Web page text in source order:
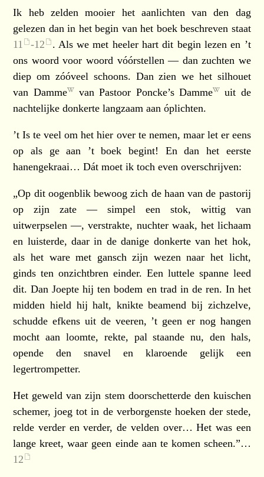
Ik heb zelden mooier het aanlichten van den dag
gelezen dan in het begin van het boek beschreven staat
11
-12
. Als we met heeler hart dit begin lezen en ’t
ons woord voor woord vóórstellen — dan zuchten we
diep om zóóveel schoons. Dan zien we het silhouet
van Damme van Pastoor Poncke’s Damme
uit de
nachtelijke donkerte langzaam aan óplichten.
’t Is te veel om het hier over te nemen, maar let er eens
op als ge aan ’t boek begint! En dan het eerste
hanengekraai… Dát moet ik toch even overschrijven:
„Op dit oogenblik bewoog zich de haan van de pastorij
op zijn zate — simpel een stok, wittig van
uitwerpselen —, verstrakte, nuchter waak, het lichaam
en luisterde, daar in de danige donkerte van het hok,
als het ware met gansch zijn wezen naar het licht,
ginds ten onzichtbren einder. Een luttele spanne leed
dit. Dan Joepte hij ten bodem en trad in de ren. In het
midden hield hij halt, knikte beamend bij zichzelve,
schudde efkens uit de veeren, ’t geen er nog hangen
mocht aan loomte, rekte, pal staande nu, den hals,
opende den snavel en klaroende gelijk een
legertrompetter.
Het geweld van zijn stem doorschetterde den kuischen
schemer, joeg tot in de verborgenste hoeken der stede,
relde verder en verder, de velden over… Het was een
lange kreet, waar geen einde aan te komen scheen.”…
12